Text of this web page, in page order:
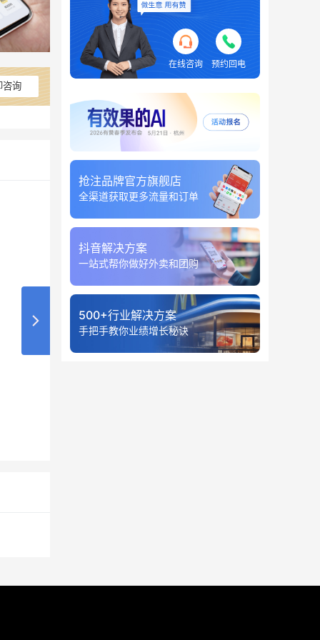
咨询
在线咨询 预约回电
抢注品牌官方旗舰店
全渠道获取更多流量和订单
抖音解决方案
一站式帮你做好外卖和团购
500+行业解决方案
手把手教你业绩增长秘诀